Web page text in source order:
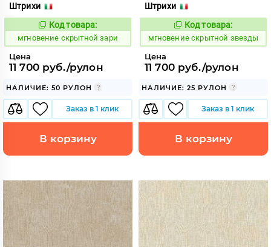
Штрихи
948778
Код товара:
мгновение скрытной зари
Цена
11 700 руб./рулон
НАЛИЧИЕ: 50 РУЛОН
Заказ в 1 клик
В корзину
Штрихи
948779
Код товара:
мгновение скрытной звезды
Цена
11 700 руб./рулон
НАЛИЧИЕ: 25 РУЛОН
Заказ в 1 клик
В корзину